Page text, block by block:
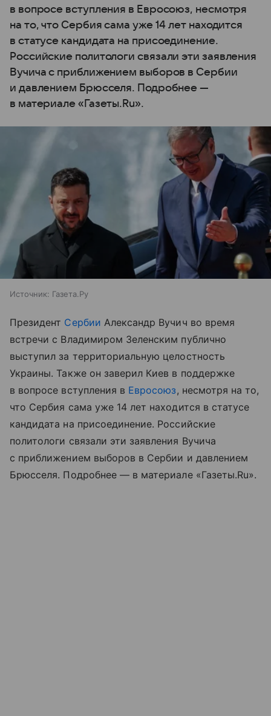
в вопросе вступления в Евросоюз, несмотря
на то, что Сербия сама уже 14 лет находится
в статусе кандидата на присоединение.
Российские политологи связали эти заявления
Вучича с приближением выборов в Сербии
и давлением Брюсселя. Подробнее —
в материале «Газеты.Ru».
Источник: Газета.Ру
Президент Сербии Александр Вучич во время
встречи с Владимиром Зеленским публично
выступил за территориальную целостность
Украины. Также он заверил Киев в поддержке
в вопросе вступления в Евросоюз, несмотря на то,
что Сербия сама уже 14 лет находится в статусе
кандидата на присоединение. Российские
политологи связали эти заявления Вучича
с приближением выборов в Сербии и давлением
Брюсселя. Подробнее — в материале «Газеты.Ru».